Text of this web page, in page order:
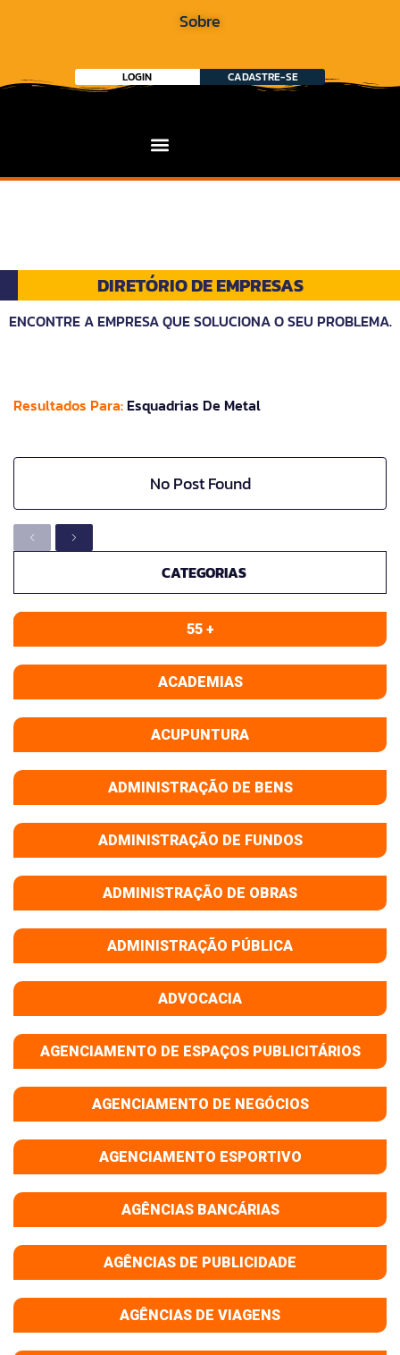
Sobre
LOGIN CADASTRE-SE
DIRETÓRIO DE EMPRESAS
ENCONTRE A EMPRESA QUE SOLUCIONA O SEU PROBLEMA.
Resultados Para: Esquadrias De Metal
No Post Found
CATEGORIAS
55 +
ACADEMIAS
ACUPUNTURA
ADMINISTRAÇÃO DE BENS
ADMINISTRAÇÃO DE FUNDOS
ADMINISTRAÇÃO DE OBRAS
ADMINISTRAÇÃO PÚBLICA
ADVOCACIA
AGENCIAMENTO DE ESPAÇOS PUBLICITÁRIOS
AGENCIAMENTO DE NEGÓCIOS
AGENCIAMENTO ESPORTIVO
AGÊNCIAS BANCÁRIAS
AGÊNCIAS DE PUBLICIDADE
AGÊNCIAS DE VIAGENS